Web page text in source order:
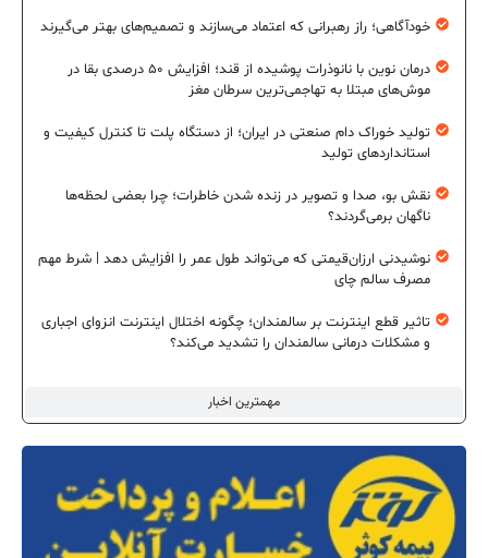
مهمترین اخبار
خودآگاهی؛ راز رهبرانی که اعتماد می‌سازند و تصمیم‌های بهتر می‌گیرند
درمان نوین با نانوذرات پوشیده از قند؛ افزایش ۵۰ درصدی بقا در
موش‌های مبتلا به تهاجمی‌ترین سرطان مغز
تولید خوراک دام صنعتی در ایران؛ از دستگاه پلت تا کنترل کیفیت و
استانداردهای تولید
نقش بو، صدا و تصویر در زنده شدن خاطرات؛ چرا بعضی لحظه‌ها
ناگهان برمی‌گردند؟
نوشیدنی ارزان‌قیمتی که می‌تواند طول عمر را افزایش دهد | شرط مهم
مصرف سالم چای
تاثیر قطع اینترنت بر سالمندان؛ چگونه اختلال اینترنت انزوای اجباری
و مشکلات درمانی سالمندان را تشدید می‌کند؟